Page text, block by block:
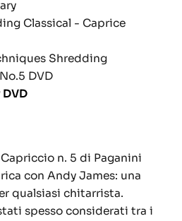
Classical - Caprice
Shredding
DVD
n. 5 di Paganini
con Andy James: una
qualsiasi chitarrista.
spesso considerati tra i